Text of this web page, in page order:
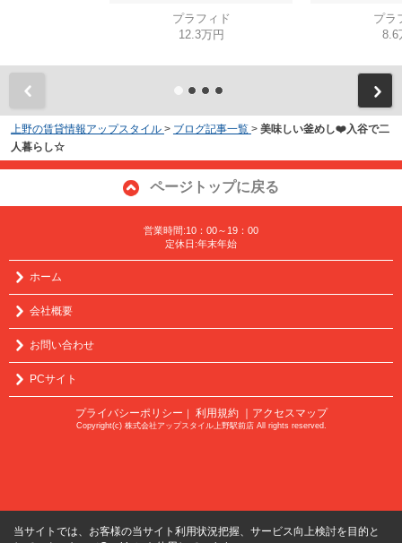
プラフィド
12.3万円
プラ
8.6
上野の賃貸情報アップスタイル > ブログ記事一覧 > 美味しい釜めし❤️入谷で二
人暮らし☆
ページトップに戻る
営業時間:10：00～19：00
定休日:年末年始
ホーム
会社概要
お問い合わせ
PCサイト
プライバシーポリシー ｜ 利用規約 ｜アクセスマップ
Copyright(c) 株式会社アップスタイル上野駅前店 All rights reserved.
当サイトでは、お客様の当サイト利用状況把握、サービス向上検討を目的と